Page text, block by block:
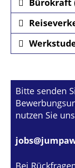
Bürokraft
Bitte senden
nutzen Sie
Bei